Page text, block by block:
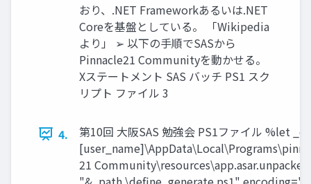
おり、.NET Frameworkあるいは.NET
Coreを基盤としている。 「Wikipedia
より」 ➢ 以下の手順でSASから
Pinnacle21 Communityを動かせる。
Xステートメント SAS バッチ PS1 スク
リプト ファイル 3
4.
第10回 大阪SAS 勉強会 PS1ファイル %let
21